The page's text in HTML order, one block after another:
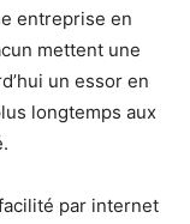
entreprise en
mettent une
un essor en
longtemps aux
par internet